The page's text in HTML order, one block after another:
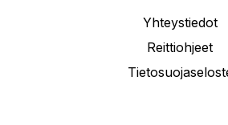
Yhteystiedot
Reittiohjeet